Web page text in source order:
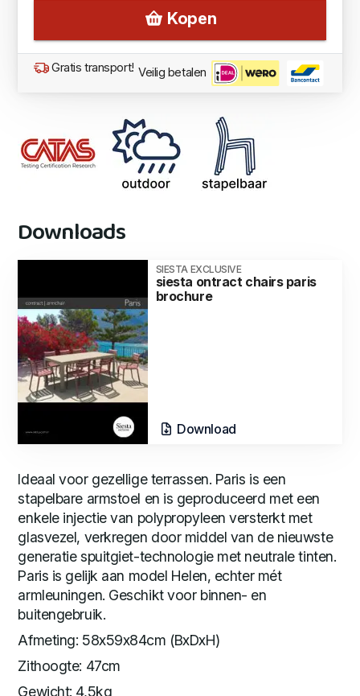
Kopen
Gratis transport! Veilig betalen
Downloads
SIESTA EXCLUSIVE
siesta ontract chairs paris
brochure
Download
Ideaal voor gezellige terrassen. Paris is een
stapelbare armstoel en is geproduceerd met een
enkele injectie van polypropyleen versterkt met
glasvezel, verkregen door middel van de nieuwste
generatie spuitgiet-technologie met neutrale tinten.
Paris is gelijk aan model Helen, echter mét
armleuningen. Geschikt voor binnen- en
buitengebruik.
Afmeting: 58x59x84cm (BxDxH)
Zithoogte: 47cm
Gewicht: 4,5kg